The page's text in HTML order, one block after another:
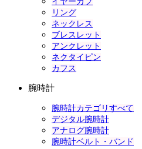
リング
ネックレス
ブレスレット
アンクレット
ネクタイピン
カフス
腕時計
腕時計カテゴリすべて
デジタル腕時計
アナログ腕時計
腕時計ベルト・バンド